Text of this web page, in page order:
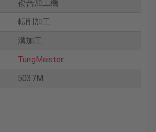
複合加工機
転削加工
溝加工
TungMeister
5037M